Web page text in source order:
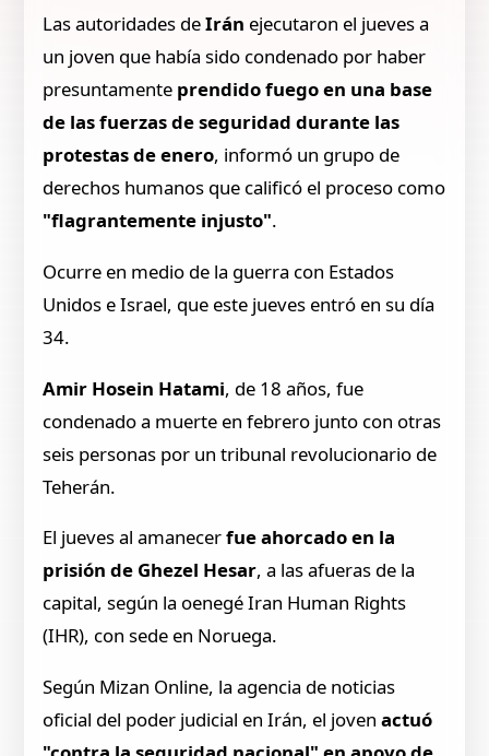
Las autoridades deIrán ejecutaron el jueves a
un joven que había sido condenado por haber
presuntamente prendido fuego en una base
de las fuerzas de seguridad durante las
protestas de enero, informó un grupo de
derechos humanos que calificó el proceso como
"flagrantemente injusto".
Ocurre en medio de la guerra con Estados
Unidos e Israel, que este jueves entró en su día
34.
Amir Hosein Hatami, de 18 años, fue
condenado a muerte en febrero junto con otras
seis personas por un tribunal revolucionario de
Teherán.
El jueves al amanecerfue ahorcado en la
prisión de Ghezel Hesar, a las afueras de la
capital, según la oenegé Iran Human Rights
(IHR), con sede en Noruega.
Según Mizan Online, la agencia de noticias
oficial del poder judicial en Irán, el jovenactuó